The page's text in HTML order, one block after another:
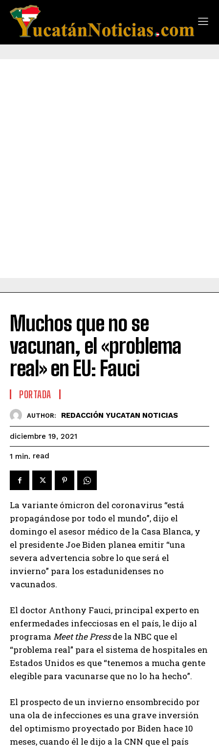
Muchos que no se
vacunan, el «problema
real» en EU: Fauci
PORTADA
AUTHOR: REDACCIÓN YUCATAN NOTICIAS
diciembre 19, 2021
1 min. read
La variante ómicron del coronavirus “está
propagándose por todo el mundo”, dijo el
domingo el asesor médico de la Casa Blanca, y
el presidente Joe Biden planea emitir “una
severa advertencia sobre lo que será el
invierno” para los estadunidenses no
vacunados.
El doctor Anthony Fauci, principal experto en
enfermedades infecciosas en el país, le dijo al
programa Meet the Pressde la NBC que el
“problema real” para el sistema de hospitales en
Estados Unidos es que “tenemos a mucha gente
elegible para vacunarse que no lo ha hecho”.
El prospecto de un invierno ensombrecido por
una ola de infecciones es una grave inversión
del optimismo proyectado por Biden hace 10
meses, cuando él le dijo a la CNN que el país